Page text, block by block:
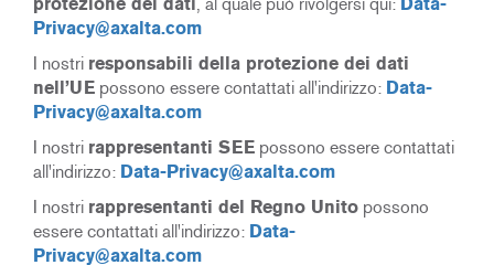
Privacy@axalta.com
I nostri responsabili della protezione dei dati
nell’UE possono essere contattati all'indirizzo: Data-
Privacy@axalta.com
I nostri rappresentanti SEE possono essere contattati
all'indirizzo: Data-Privacy@axalta.com
I nostri rappresentanti del Regno Unito possono
essere contattati all'indirizzo: Data-
Privacy@axalta.com